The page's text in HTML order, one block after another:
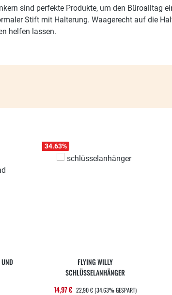
sind perfekte Produkte, um den Büroalltag
Stift mit Halterung. Waagerecht auf die
helfen lassen.
UND
34.63%
FLYING WILLY
SCHLÜSSELANHÄNGER
Verkaufspreis:
14,97 € REGULÄRER PREIS:
22,90 €(34.63% GESPART)